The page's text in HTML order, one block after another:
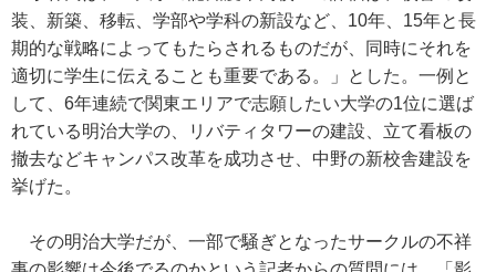
装、新築、移転、学部や学科の新設など、10年、15年と長
期的な戦略によってもたらされるものだが、同時にそれを
適切に学生に伝えることも重要である。」とした。一例と
して、6年連続で関東エリアで志願したい大学の1位に選ば
れている明治大学の、リバティタワーの建設、立て看板の
撤去などキャンパス改革を成功させ、中野の新校舎建設を
挙げた。
その明治大学だが、一部で騒ぎとなったサークルの不祥